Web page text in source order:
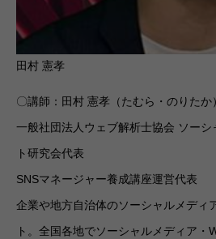
田村 憲孝
〇講師：田村 憲孝（たむら・のりたか）
一般社団法人ウェブ解析士協会 ソー
ト研究会代表
SNSマネージャー養成講座運営代表
企業や地方自治体のソーシャルメディ
ト。全国各地でソーシャルメディア・